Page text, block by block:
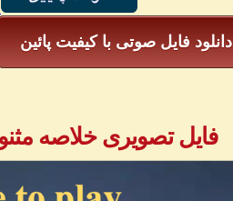
دانلود فایل صوتی با کیفیت پائین
فایل تصویری خلاصه مثنوی -